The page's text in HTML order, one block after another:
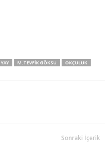
M.TEVFIK GÖKSU
OKÇULUK
Sonraki İçerik